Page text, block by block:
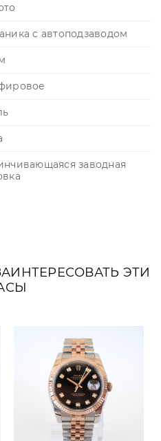
с автоподзаводом
заводная
ЭТИ